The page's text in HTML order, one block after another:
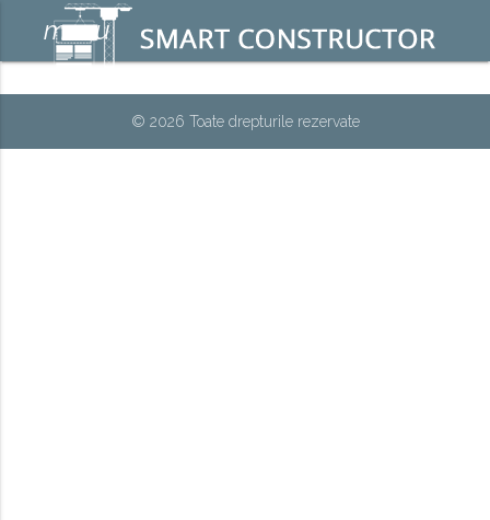
menu
© 2026 Toate drepturile rezervate